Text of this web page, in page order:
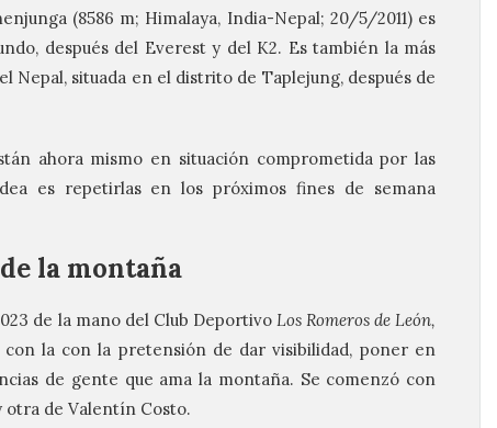
(8586 m; Himalaya, India-Nepal; 20/5/2011) es
después del Everest y del K2. Es también la más
Nepal, situada en el distrito de Taplejung, después de
ahora mismo en situación comprometida por las
es repetirlas en los próximos fines de semana
la montaña
de la mano del Club Deportivo Los Romeros de León,
la con la pretensión de dar visibilidad, poner en
de gente que ama la montaña. Se comenzó con
otra de Valentín Costo.